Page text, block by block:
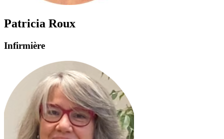
Patricia Roux
Infirmière